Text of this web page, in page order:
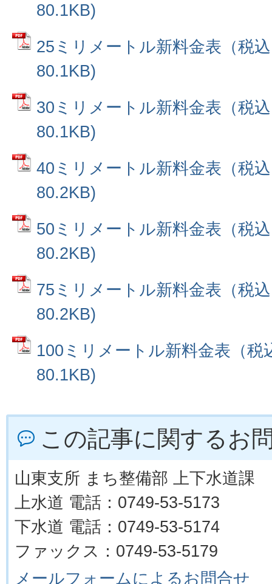
80.1KB)
25ミリメートル新料金表（税
80.1KB)
30ミリメートル新料金表（税
80.1KB)
40ミリメートル新料金表（税
80.2KB)
50ミリメートル新料金表（税
80.2KB)
75ミリメートル新料金表（税
80.2KB)
100ミリメートル新料金表（税
80.1KB)
この記事に関するお
山東支所 まち整備部 上下水道課
上水道 電話：0749-53-5173
下水道 電話：0749-53-5174
ファックス：0749-53-5179
メールフォームによるお問合せ